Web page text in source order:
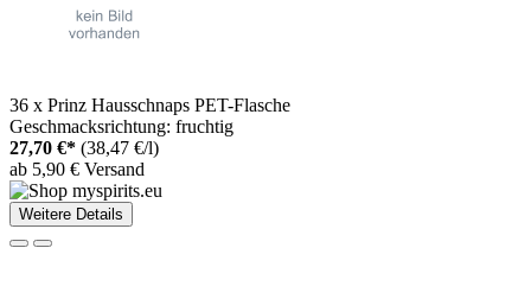
36 x Prinz Hausschnaps PET-Flasche
Geschmacksrichtung: fruchtig
27,70 €* (38,47 €/l)
ab 5,90 € Versand
Weitere Details